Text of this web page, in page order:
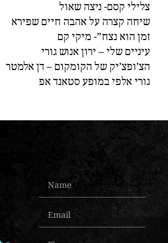
צלילי קסם- ניצה שאול
שיחה קצרה על אהבה חיים שפירא
זמן הוא נצח”- מיקי קם
עיניים שלי – ירון אנוש גורי
הצ’ופצ’יק של הקומקום – דן אלמטר
גורי אלפי במופע סטאנד אפ